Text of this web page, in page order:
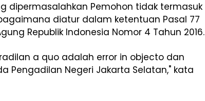
dipermasalahkan Pemohon tidak termasuk
diatur dalam ketentuan Pasal 77
Republik Indonesia Nomor 4 Tahun 2016.
a quo adalah error in objecto dan
Pengadilan Negeri Jakarta Selatan," kata